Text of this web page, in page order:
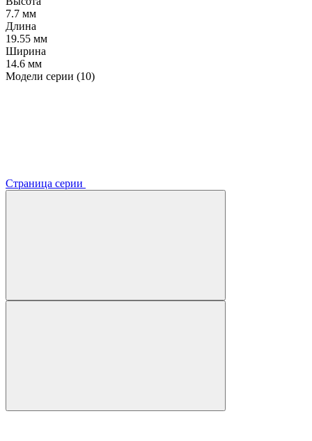
7.7 мм
Длина
19.55 мм
Ширина
14.6 мм
Модели серии (10)
Страница серии